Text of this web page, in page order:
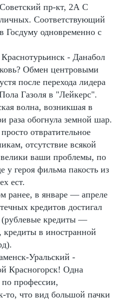
пр-кт, 2А С
Соответствующий
Госдуму одновременно с
- Данабол
Обмен центровыми
после перехода лидера
Газоля в "Лейкерс".
волна, возникшая в
раза обогнула земной шар.
отвратительное
отсутствие всякой
ваши проблемы, по
у героя фильма пакость из
ест.
ранее, в январе — апреле
кредитов достигал
(рублевые кредиты —
кредиты в иностранной
Уральский -
Красногорск! Одна
по профессии,
то, что вид большой пачки